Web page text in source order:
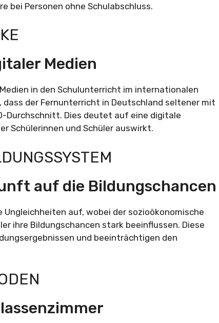
bei Personen ohne Schulabschluss.
Medien
in den Schulunterricht im internationalen
dass der Fernunterricht in Deutschland seltener mit
Durchschnitt. Dies deutet auf eine digitale
Schülerinnen und Schüler auswirkt.
auf die Bildungschancen
auf, wobei der sozioökonomische
ihre Bildungschancen stark beeinflussen. Diese
und beeinträchtigen den